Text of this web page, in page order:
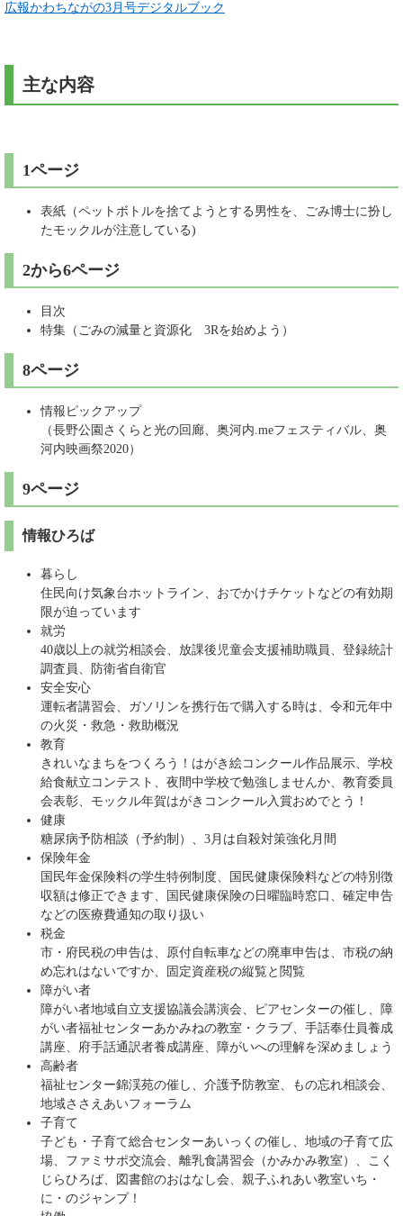
広報かわちながの3月号デジタルブック
主な内容
1ページ
表紙（ペットボトルを捨てようとする男性を、ごみ博士に扮し
たモックルが注意している)
2から6ページ
目次
特集（ごみの減量と資源化 3Rを始めよう）
8ページ
情報ピックアップ
（長野公園さくらと光の回廊、奥河内.meフェスティバル、奥
河内映画祭2020）
9ページ
情報ひろば
暮らし
住民向け気象台ホットライン、おでかけチケットなどの有効期
限が迫っています
就労
40歳以上の就労相談会、放課後児童会支援補助職員、登録統計
調査員、防衛省自衛官
安全安心
運転者講習会、ガソリンを携行缶で購入する時は、令和元年中
の火災・救急・救助概況
教育
きれいなまちをつくろう！はがき絵コンクール作品展示、学校
給食献立コンテスト、夜間中学校で勉強しませんか、教育委員
会表彰、モックル年賀はがきコンクール入賞おめでとう！
健康
糖尿病予防相談（予約制）、3月は自殺対策強化月間
保険年金
国民年金保険料の学生特例制度、国民健康保険料などの特別徴
収額は修正できます、国民健康保険の日曜臨時窓口、確定申告
などの医療費通知の取り扱い
税金
市・府民税の申告は、原付自転車などの廃車申告は、市税の納
め忘れはないですか、固定資産税の縦覧と閲覧
障がい者
障がい者地域自立支援協議会講演会、ピアセンターの催し、障
がい者福祉センターあかみねの教室・クラブ、手話奉仕員養成
講座、府手話通訳者養成講座、障がいへの理解を深めましょう
高齢者
福祉センター錦渓苑の催し、介護予防教室、もの忘れ相談会、
地域ささえあいフォーラム
子育て
子ども・子育て総合センターあいっくの催し、地域の子育て広
場、ファミサポ交流会、離乳食講習会（かみかみ教室）、こく
じらひろば、図書館のおはなし会、親子ふれあい教室いち・
に・のジャンプ！